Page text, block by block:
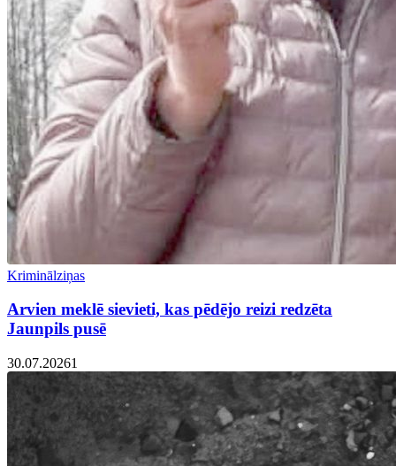
Kriminālziņas
Arvien meklē sievieti, kas pēdējo reizi redzēta
Jaunpils pusē
30.07.20261